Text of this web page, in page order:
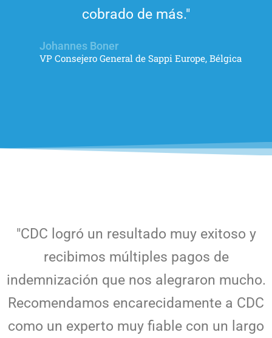
cobrado de más."
Johannes Boner
VP Consejero General de Sappi Europe, Bélgica
"CDC logró un resultado muy exitoso y
recibimos múltiples pagos de
indemnización que nos alegraron mucho.
Recomendamos encarecidamente a CDC
como un experto muy fiable con un largo